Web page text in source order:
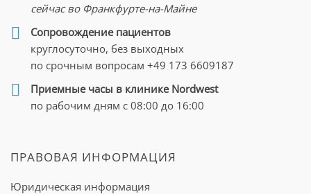
сейчас во Франкфурте-на-Майне
Cопровождение пациентов
круглосуточно, без выходных
по срочным вопросам +49 173 6609187
Приемные часы в клинике Nordwest
по рабочим дням с 08:00 до 16:00
ПРАВОВАЯ ИНФОРМАЦИЯ
Юридическая информация